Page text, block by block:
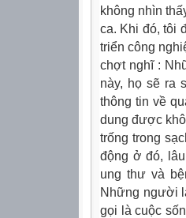
không nhìn
ca. Khi đó, tôi
triển công
chợt nghĩ :
này, họ sẽ ra
thông tin về
dung được
trống trong
động ở đó,
ung thư và
Những người
gọi là cuộc